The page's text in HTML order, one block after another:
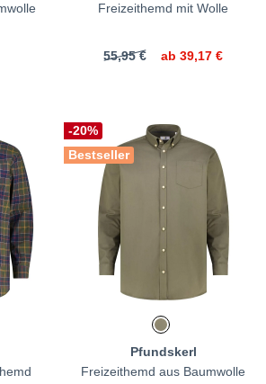
Freizeithemd mit Wolle
55,95 € ab 39,17 €
-20%
Bestseller
Pfundskerl
Freizeithemd aus Baumwolle